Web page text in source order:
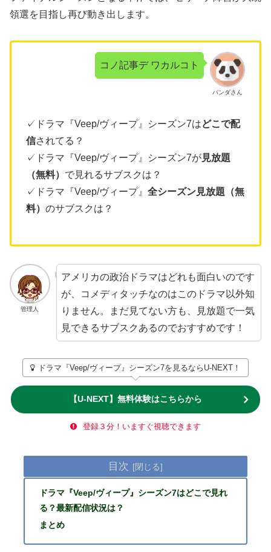
領選を目指し再び動き出します。
パンダさん
コノ記事デ ワカルコト
✓ドラマ『Veep/ヴィープ』シーズン7はどこで配
信されてる？
✓ドラマ『Veep/ヴィープ』シーズン7が見放題
（無料） で見れるサブスクは？
✓ドラマ『Veep/ヴィープ』 全シーズン見放題（無
料） のサブスクは？
管理人
アメリカの政治ドラマはどれも面白いのです
が、コメディタッチなのはこのドラマ以外知
りません。まだ見てない方も、見放題で一気
見できるサブスクあるのでおすすめです！
ドラマ『Veep/ヴィープ』シーズン7を見るならU-NEXT！
【U-NEXT】無料体験はこちらから
登録３分！いますぐ視聴できます
目次
ドラマ『Veep/ヴィープ』シーズン7はどこで見れ
る？最新配信状況は？
まとめ